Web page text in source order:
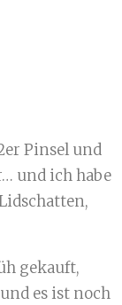
Pinsel und
und ich habe
gekauft,
es ist noch